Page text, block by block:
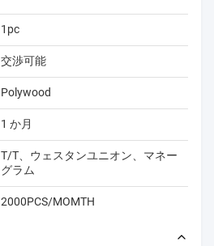
1pc
交渉可能
Polywood
1 か月
T/T、ウェスタンユニオン、マネー
グラム
2000PCS/MOMTH